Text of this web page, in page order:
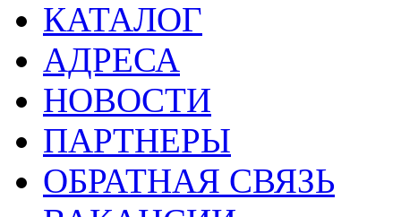
КАТАЛОГ
АДРЕСА
НОВОСТИ
ПАРТНЕРЫ
ОБРАТНАЯ СВЯЗЬ